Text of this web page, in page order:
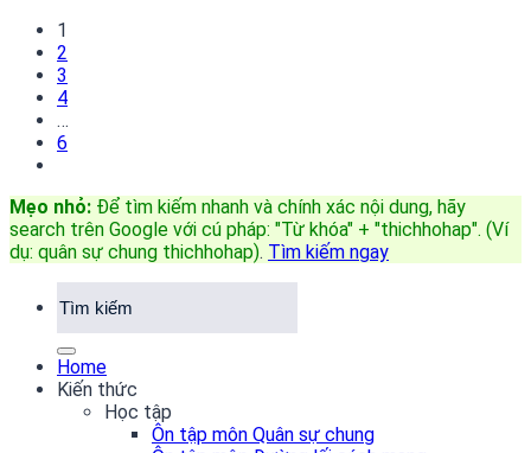
1
2
3
4
…
6
Mẹo nhỏ: Để tìm kiếm nhanh và chính xác nội dung, hãy
search trên Google với cú pháp: "Từ khóa" + "thichhohap". (Ví
dụ: quân sự chung thichhohap). Tìm kiếm ngay
Home
Kiến thức
Học tập
Ôn tập môn Quân sự chung